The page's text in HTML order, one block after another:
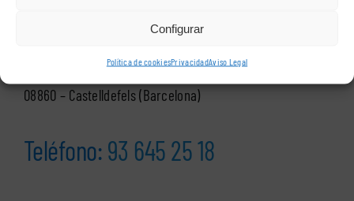
Configurar
Política de cookiesPrivacidadAviso Legal
Carrer de l’Onze de Setembre, 12
08860 – Castelldefels (Barcelona)
Teléfono:93 645 25 18